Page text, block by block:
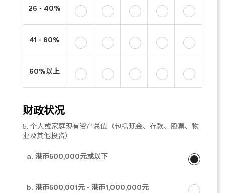
26 - 40%
41 - 60%
60%以上
财政状况
5. 个人或家庭现有资产总值（包括现金、存款、股票、物
业及其他投资）
a. 港币500,000元或以下
b. 港币500,001元 - 港币1,000,000元